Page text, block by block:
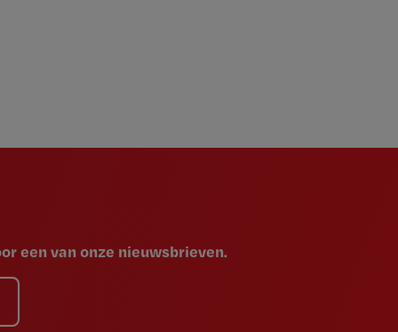
een van onze nieuwsbrieven.